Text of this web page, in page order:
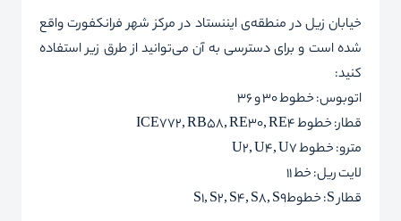
خیابان زیل در منطقه‌ی ایننستاد در مرکز شهر فرانکفورت واقع
شده است و برای دسترسی به آن می‌توانید از طرق زیر استفاده
کنید:
اتوبوس: خطوط 30 و 36
قطار: خطوطICE772, RB58, RE30, RE4
مترو: خطوطU2, U4, U7
لایت ریل: خط 11
قطارS: خطوطS1, S2, S4, S8, S9